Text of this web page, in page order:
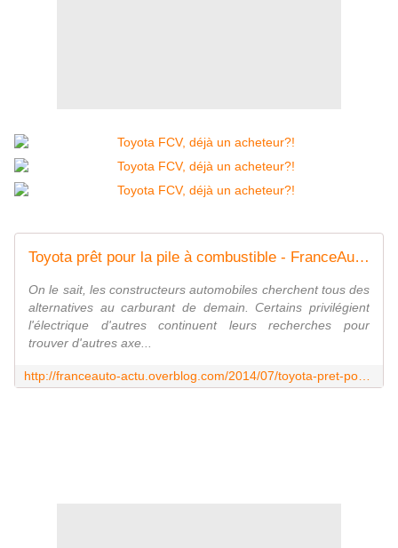
Toyota prêt pour la pile à combustible - FranceAuto-actu - actualité automobile en France et à l'étranger
On le sait, les constructeurs automobiles cherchent tous des
alternatives au carburant de demain. Certains privilégient
l'électrique d'autres continuent leurs recherches pour
trouver d'autres axe...